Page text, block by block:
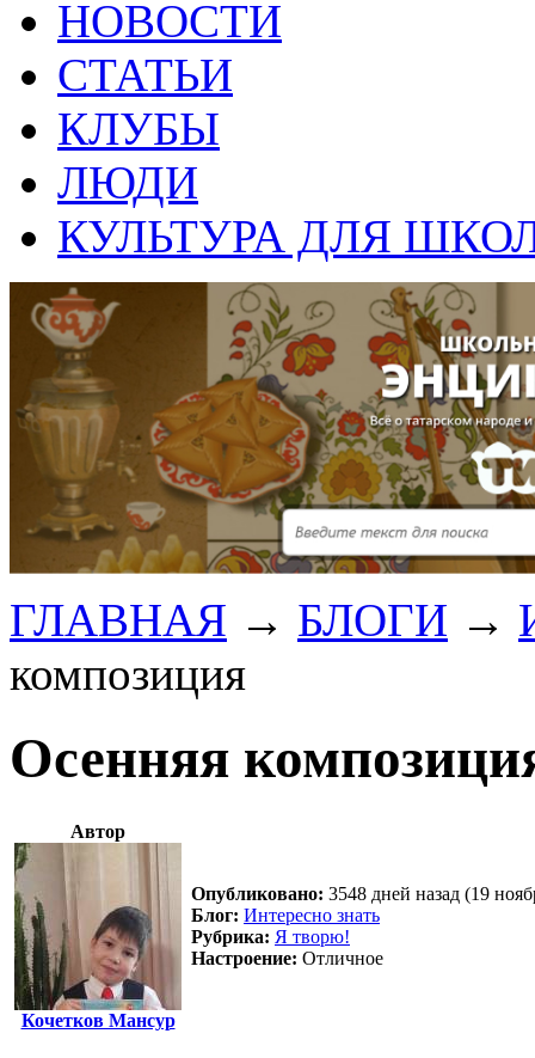
НОВОСТИ
СТАТЬИ
КЛУБЫ
ЛЮДИ
КУЛЬТУРА ДЛЯ
ГЛАВНАЯ → БЛОГИ →
композиция
Осенняя
Автор
Кочетков Мансур
Опубликовано: 3548 дней назад (19
Блог: Интересно знать
Рубрика: Я творю!
Настроение: Отличное